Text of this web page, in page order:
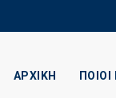
ΑΡΧΙΚΗ